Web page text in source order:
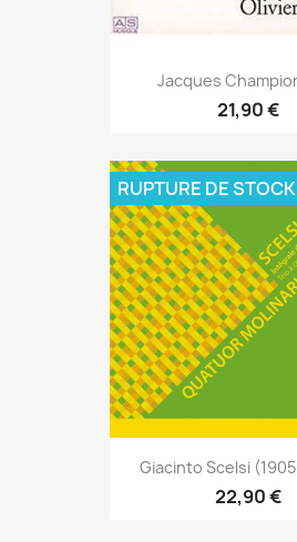
Jacques
21,90 €
Giacinto Scelsi
22,90 €
RUPTURE DE STOCK